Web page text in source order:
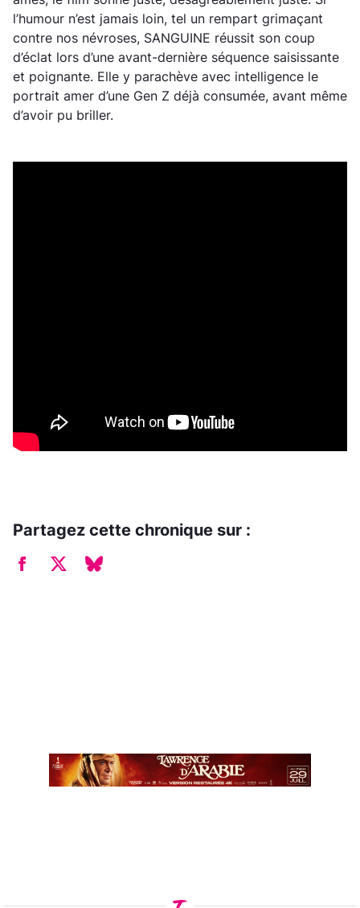
l’humour n’est jamais loin, tel un rempart grimaçant
contre nos névroses, SANGUINE réussit son coup
d’éclat lors d’une avant-dernière séquence saisissante
et poignante. Elle y parachève avec intelligence le
portrait amer d’une Gen Z déjà consumée, avant même
d’avoir pu briller.
Partagez cette chronique sur :